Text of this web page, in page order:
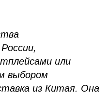
или
выбором
из Китая. Она